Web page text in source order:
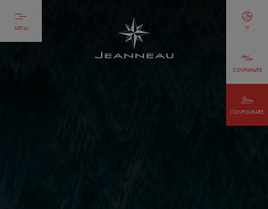
MENU
CONFIGURARE
COMPARARE
IT